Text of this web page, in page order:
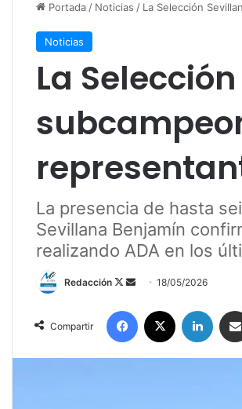
Portada/ Noticias / La Selección
Noticias
La
La presencia de hasta
Sevillana Benjamín
realizando ADA en los
Redacción
F
l
l
o
n
a
18/05/2026
Compartir